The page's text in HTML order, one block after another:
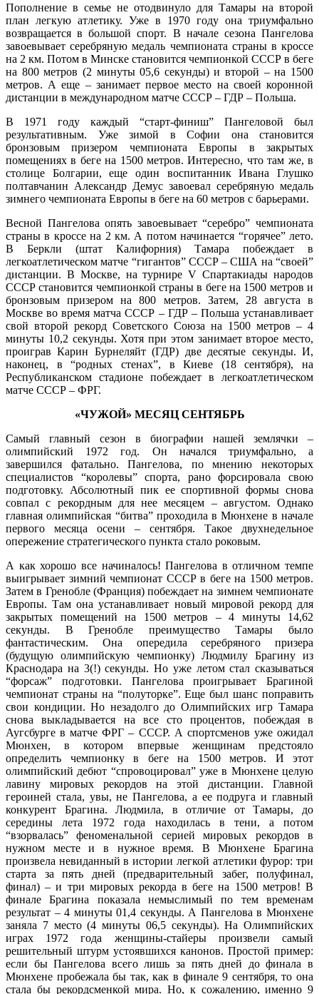
Пополнение в семье не отодвинуло для Тамары на второй
план легкую атлетику. Уже в 1970 году она триумфально
возвращается в большой спорт. В начале сезона Пангелова
завоевывает серебряную медаль чемпионата страны в кроссе
на 2 км. Потом в Минске становится чемпионкой СССР в беге
на 800 метров (2 минуты 05,6 секунды) и второй – на 1500
метров. А еще – занимает первое место на своей коронной
дистанции в международном матче СССР – ГДР – Польша.
В 1971 году каждый “старт-финиш” Пангеловой был
результативным. Уже зимой в Софии она становится
бронзовым призером чемпионата Европы в закрытых
помещениях в беге на 1500 метров. Интересно, что там же, в
столице Болгарии, еще один воспитанник Ивана Глушко
полтавчанин Александр Демус завоевал серебряную медаль
зимнего чемпионата Европы в беге на 60 метров с барьерами.
Весной Пангелова опять завоевывает “серебро” чемпионата
страны в кроссе на 2 км. А потом начинается “горячее” лето.
В Беркли (штат Калифорния) Тамара побеждает в
легкоатлетическом матче “гигантов” СССР – США на “своей”
дистанции. В Москве, на турнире V Спартакиады народов
СССР становится чемпионкой страны в беге на 1500 метров и
бронзовым призером на 800 метров. Затем, 28 августа в
Москве во время матча СССР – ГДР – Польша устанавливает
свой второй рекорд Советского Союза на 1500 метров – 4
минуты 10,2 секунды. Хотя при этом занимает второе место,
проиграв Карин Бурнеляйт (ГДР) две десятые секунды. И,
наконец, в “родных стенах”, в Киеве (18 сентября), на
Республиканском стадионе побеждает в легкоатлетическом
матче СССР – ФРГ.
«ЧУЖОЙ» МЕСЯЦ СЕНТЯБРЬ
Самый главный сезон в биографии нашей землячки –
олимпийский 1972 год. Он начался триумфально, а
завершился фатально. Пангелова, по мнению некоторых
специалистов “королевы” спорта, рано форсировала свою
подготовку. Абсолютный пик ее спортивной формы снова
совпал с рекордным для нее месяцем – августом. Однако
главная олимпийская “битва” проходила в Мюнхене в начале
первого месяца осени – сентября. Такое двухнедельное
опережение стратегического пункта стало роковым.
А как хорошо все начиналось! Пангелова в отличном темпе
выигрывает зимний чемпионат СССР в беге на 1500 метров.
Затем в Гренобле (Франция) побеждает на зимнем чемпионате
Европы. Там она устанавливает новый мировой рекорд для
закрытых помещений на 1500 метров – 4 минуты 14,62
секунды. В Гренобле преимущество Тамары было
фантастическим. Она опередила серебряного призера
(будущую олимпийскую чемпионку) Людмилу Брагину из
Краснодара на 3(!) секунды. Но уже летом стал сказываться
“форсаж” подготовки. Пангелова проигрывает Брагиной
чемпионат страны на “полуторке”. Еще был шанс поправить
свои кондиции. Но незадолго до Олимпийских игр Тамара
снова выкладывается на все сто процентов, побеждая в
Аугсбурге в матче ФРГ – СССР. А спортсменов уже ожидал
Мюнхен, в котором впервые женщинам предстояло
определить чемпионку в беге на 1500 метров. И этот
олимпийский дебют “спровоцировал” уже в Мюнхене целую
лавину мировых рекордов на этой дистанции. Главной
героиней стала, увы, не Пангелова, а ее подруга и главный
конкурент Брагина. Людмила, в отличие от Тамары, до
середины лета 1972 года находилась в тени, а потом
“взорвалась” феноменальной серией мировых рекордов в
нужном месте и в нужное время. В Мюнхене Брагина
произвела невиданный в истории легкой атлетики фурор: три
старта за пять дней (предварительный забег, полуфинал,
финал) – и три мировых рекорда в беге на 1500 метров! В
финале Брагина показала немыслимый по тем временам
результат – 4 минуты 01,4 секунды. А Пангелова в Мюнхене
заняла 7 место (4 минуты 06,5 секунды). На Олимпийских
играх 1972 года женщины-стайеры произвели самый
решительный штурм устоявшихся канонов. Простой пример:
если бы Пангелова всего лишь за пять дней до финала в
Мюнхене пробежала бы так, как в финале 9 сентября, то она
стала бы рекордсменкой мира. Но, к сожалению, именно 9